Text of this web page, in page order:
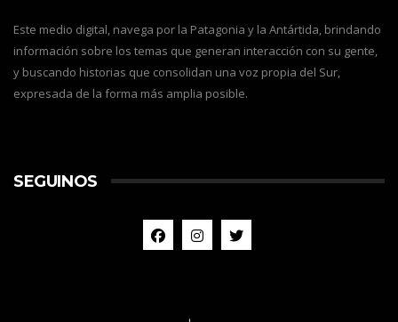
Este medio digital, navega por la Patagonia y la Antártida, brindando
información sobre los temas que generan interacción con su gente,
y buscando historias que consolidan una voz propia del Sur,
expresada de la forma más amplia posible.
SEGUINOS